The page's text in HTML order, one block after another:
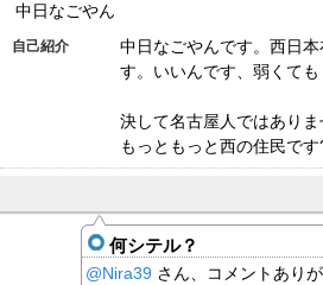
中日なごやん
自己紹介
中日なごやんです。西日
す。いいんです、弱くても
決して名古屋人ではあり
もっともっと西の住民で
何シテル？
@Nira39 さん、コメントあり